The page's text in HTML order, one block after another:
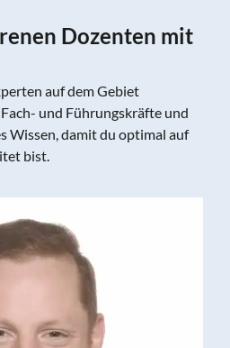
Dozenten mit
auf dem Gebiet
und Führungskräfte und
Wissen, damit du optimal auf
bist.